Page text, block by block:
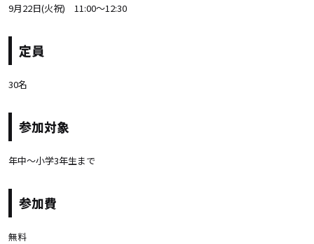
9月22日(火祝) 11:00～12:30
定員
30名
参加対象
年中～小学3年生まで
参加費
無料